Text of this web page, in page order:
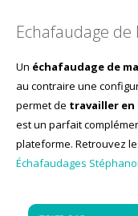
Echafaudage de
Un échafaudage de
au contraire une
permet de travailler
est un parfait
plateforme. Retrouvez
Échafaudages